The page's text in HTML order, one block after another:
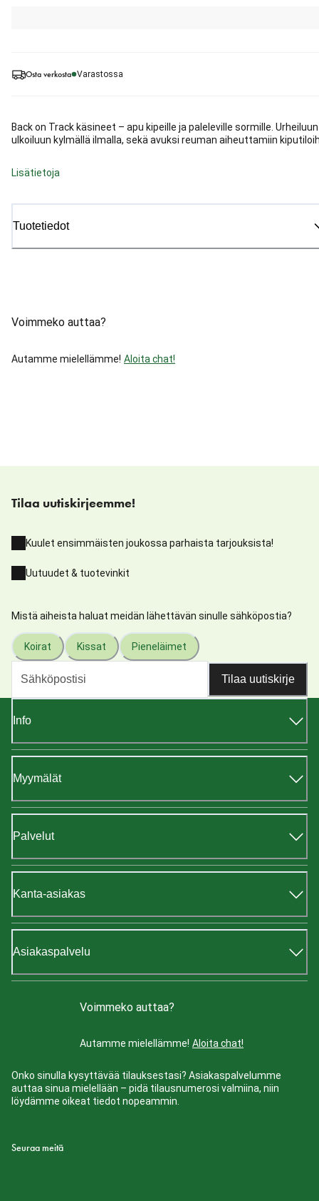
Osta verkosta Varastossa
Back on Track käsineet – apu kipeille ja paleleville sormille.
ulkoiluun kylmällä ilmalla, sekä avuksi reuman aiheuttamiin
Lisätietoja
Tuotetiedot
Voimmeko auttaa?
Autamme mielellämme! Aloita chat!
Tilaa uutiskirjeemme!
Kuulet ensimmäisten joukossa parhaista tarjouksista!
Uutuudet & tuotevinkit
Mistä aiheista haluat meidän lähettävän sinulle sähköpostia?
Koirat Kissat Pieneläimet
Tilaa uutiskirje
Info
Myymälät
Palvelut
Kanta-asiakas
Asiakaspalvelu
Voimmeko auttaa?
Autamme mielellämme! Aloita chat!
Onko sinulla kysyttävää tilauksestasi? Asiakaspalvelumme
auttaa sinua mielellään – pidä tilausnumerosi valmiina, niin
löydämme oikeat tiedot nopeammin.
Seuraa meitä